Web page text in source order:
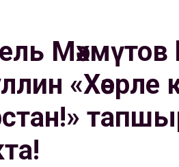
Мәхмүтов
«Хәерле